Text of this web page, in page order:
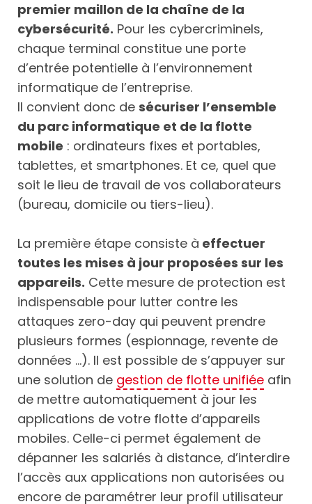
premier maillon de la chaîne de la
cybersécurité. Pour les cybercriminels,
chaque terminal constitue une porte
d’entrée potentielle à l’environnement
informatique de l’entreprise.
Il convient donc desécuriser l’ensemble
du parc informatique et de la flotte
mobile : ordinateurs fixes et portables,
tablettes, et smartphones. Et ce, quel que
soit le lieu de travail de vos collaborateurs
(bureau, domicile ou tiers-lieu).
La première étape consiste à effectuer
toutes les mises à jour proposées sur les
appareils. Cette mesure de protection est
indispensable pour lutter contre les
attaques zero-day qui peuvent prendre
plusieurs formes (espionnage, revente de
données …). Il est possible de s’appuyer sur
une solution de gestion de flotte unifiée afin
de mettre automatiquement à jour les
applications de votre flotte d’appareils
mobiles. Celle-ci permet également de
dépanner les salariés à distance, d’interdire
l’accès aux applications non autorisées ou
encore de paramétrer leur profil utilisateur